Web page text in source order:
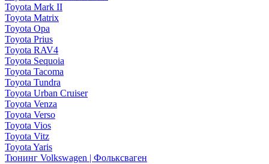
Toyota Mark II
Toyota Matrix
Toyota Opa
Toyota Prius
Toyota RAV4
Toyota Sequoia
Toyota Tacoma
Toyota Tundra
Toyota Urban Cruiser
Toyota Venza
Toyota Verso
Toyota Vios
Toyota Vitz
Toyota Yaris
Тюнинг Volkswagen | Фольксваген